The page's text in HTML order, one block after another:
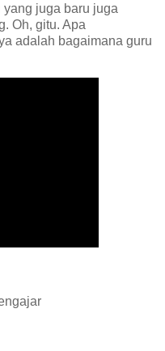
juga baru juga
Oh, gitu. Apa
adalah bagaimana guru